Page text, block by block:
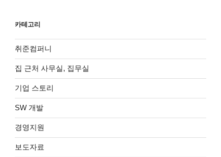
카테고리
취준컴퍼니
집 근처 사무실, 집무실
기업 스토리
SW 개발
경영지원
보도자료